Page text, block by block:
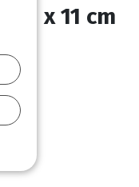
11 x 11 cm